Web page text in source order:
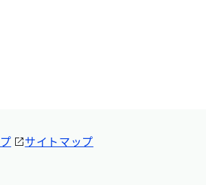
サイトマップ